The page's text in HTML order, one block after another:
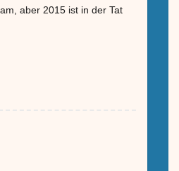
aber 2015 ist in der Tat